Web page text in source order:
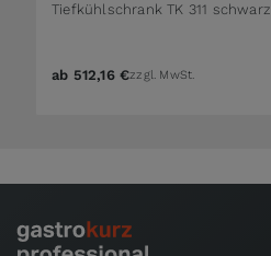
Tiefkühlschrank TK 311 schwarz
ab 512,16 €zzgl. MwSt.